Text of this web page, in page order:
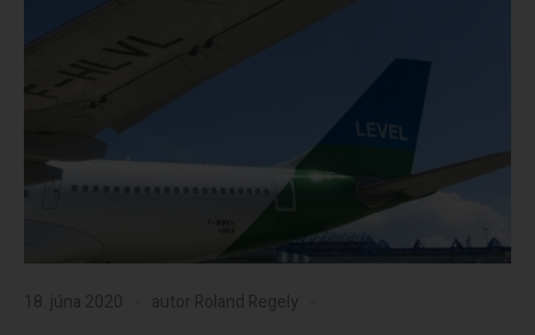
18. júna 2020 autor Roland Regely